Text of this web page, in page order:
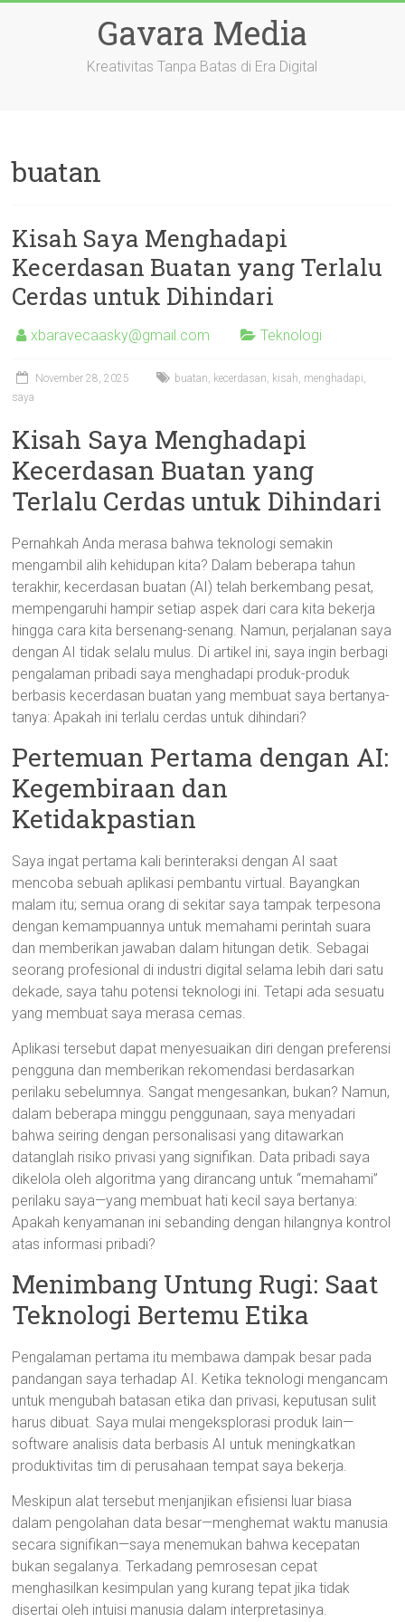
Gavara Media
Kreativitas Tanpa Batas di Era Digital
buatan
Kisah Saya Menghadapi
Kecerdasan Buatan yang Terlalu
Cerdas untuk Dihindari
xbaravecaasky@gmail.com Teknologi
November 28, 2025 buatan, kecerdasan, kisah, menghadapi,
saya
Kisah Saya Menghadapi
Kecerdasan Buatan yang
Terlalu Cerdas untuk Dihindari
Pernahkah Anda merasa bahwa teknologi semakin
mengambil alih kehidupan kita? Dalam beberapa tahun
terakhir, kecerdasan buatan (AI) telah berkembang pesat,
mempengaruhi hampir setiap aspek dari cara kita bekerja
hingga cara kita bersenang-senang. Namun, perjalanan saya
dengan AI tidak selalu mulus. Di artikel ini, saya ingin berbagi
pengalaman pribadi saya menghadapi produk-produk
berbasis kecerdasan buatan yang membuat saya bertanya-
tanya: Apakah ini terlalu cerdas untuk dihindari?
Pertemuan Pertama dengan AI:
Kegembiraan dan
Ketidakpastian
Saya ingat pertama kali berinteraksi dengan AI saat
mencoba sebuah aplikasi pembantu virtual. Bayangkan
malam itu; semua orang di sekitar saya tampak terpesona
dengan kemampuannya untuk memahami perintah suara
dan memberikan jawaban dalam hitungan detik. Sebagai
seorang profesional di industri digital selama lebih dari satu
dekade, saya tahu potensi teknologi ini. Tetapi ada sesuatu
yang membuat saya merasa cemas.
Aplikasi tersebut dapat menyesuaikan diri dengan preferensi
pengguna dan memberikan rekomendasi berdasarkan
perilaku sebelumnya. Sangat mengesankan, bukan? Namun,
dalam beberapa minggu penggunaan, saya menyadari
bahwa seiring dengan personalisasi yang ditawarkan
datanglah risiko privasi yang signifikan. Data pribadi saya
dikelola oleh algoritma yang dirancang untuk “memahami”
perilaku saya—yang membuat hati kecil saya bertanya:
Apakah kenyamanan ini sebanding dengan hilangnya kontrol
atas informasi pribadi?
Menimbang Untung Rugi: Saat
Teknologi Bertemu Etika
Pengalaman pertama itu membawa dampak besar pada
pandangan saya terhadap AI. Ketika teknologi mengancam
untuk mengubah batasan etika dan privasi, keputusan sulit
harus dibuat. Saya mulai mengeksplorasi produk lain—
software analisis data berbasis AI untuk meningkatkan
produktivitas tim di perusahaan tempat saya bekerja.
Meskipun alat tersebut menjanjikan efisiensi luar biasa
dalam pengolahan data besar—menghemat waktu manusia
secara signifikan—saya menemukan bahwa kecepatan
bukan segalanya. Terkadang pemrosesan cepat
menghasilkan kesimpulan yang kurang tepat jika tidak
disertai oleh intuisi manusia dalam interpretasinya.